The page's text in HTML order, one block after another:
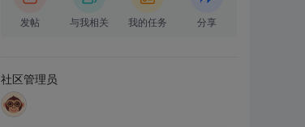
发帖 与我相关 我的任务 分享
社区管理员